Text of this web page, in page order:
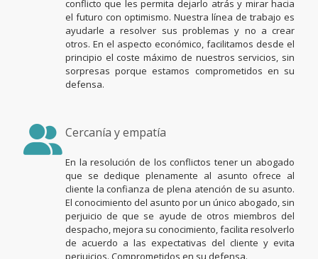
conflicto que les permita dejarlo atrás y mirar hacia
el futuro con optimismo. Nuestra línea de trabajo es
ayudarle a resolver sus problemas y no a crear
otros. En el aspecto económico, facilitamos desde el
principio el coste máximo de nuestros servicios, sin
sorpresas porque estamos comprometidos en su
defensa.
Cercanía y empatía
En la resolución de los conflictos tener un abogado
que se dedique plenamente al asunto ofrece al
cliente la confianza de plena atención de su asunto.
El conocimiento del asunto por un único abogado, sin
perjuicio de que se ayude de otros miembros del
despacho, mejora su conocimiento, facilita resolverlo
de acuerdo a las expectativas del cliente y evita
perjuicios. Comprometidos en su defensa.